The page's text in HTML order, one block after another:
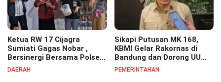
Ketua RW 17 Cijagra
Sumiati Gagas Nobar ,
Bersinergi Bersama Polsek
Bojongsoang Semarakkan
DAERAH
Sikapi Putusan MK 168,
KBMI Gelar Rakornas di
Bandung dan Dorong UU
Perlindungan Pekerja
PEMERINTAHAN